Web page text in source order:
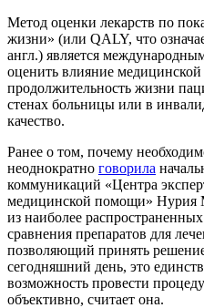
Метод оценки лекарств по
жизни» (или QALY, что
англ.) является
оценить влияние медицинской
продолжительность жизни
стенах больницы или в
качество.
Ранее о том, почему
неоднократно говорила
коммуникаций «Центра
медицинской помощи» Нурия
из наиболее
сравнения препаратов для
позволяющий принять
сегодняшний день, это
возможность провести
объективно, считает она.